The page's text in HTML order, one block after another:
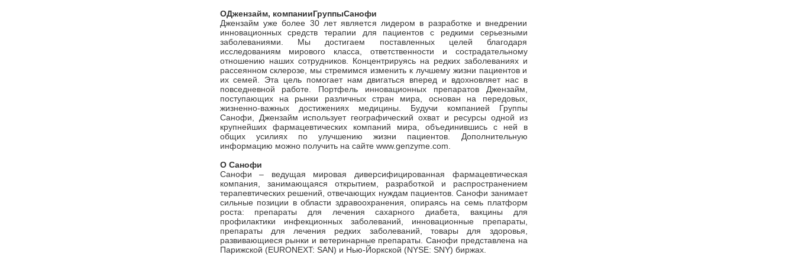
ОДжензайм, компанииГруппыСанофи
Джензайм уже более 30 лет является лидером в разработке и внедрении
инновационных средств терапии для пациентов с редкими серьезными
заболеваниями. Мы достигаем поставленных целей благодаря
исследованиям мирового класса, ответственности и сострадательному
отношению наших сотрудников. Концентрируясь на редких заболеваниях и
рассеянном склерозе, мы стремимся изменить к лучшему жизни пациентов и
их семей. Эта цель помогает нам двигаться вперед и вдохновляет нас в
повседневной работе. Портфель инновационных препаратов Джензайм,
поступающих на рынки различных стран мира, основан на передовых,
жизненно-важных достижениях медицины. Будучи компанией Группы
Санофи, Джензайм использует географический охват и ресурсы одной из
крупнейших фармацевтических компаний мира, объединившись с ней в
общих усилиях по улучшению жизни пациентов. Дополнительную
информацию можно получить на сайте www.genzyme.com
О Санофи
Санофи – ведущая мировая диверсифицированная фармацевтическая
компания, занимающаяся открытием, разработкой и распространением
терапевтических решений, отвечающих нуждам пациентов. Санофи занимает
сильные позиции в области здравоохранения, опираясь на семь платформ
роста: препараты для лечения сахарного диабета, вакцины для
профилактики инфекционных заболеваний, инновационные препараты,
препараты для лечения редких заболеваний, товары для здоровья,
развивающиеся рынки и ветеринарные препараты. Санофи представлена на
Парижской (EURONEXT: SAN) и Нью-Йоркской (NYSE: SNY) биржах.